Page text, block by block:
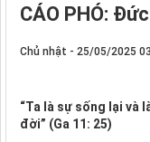
CÁO PHÓ:
Chủ nhật - 25/05/2025
“Ta là sự sống lại và
đời” (Ga 11: 25)